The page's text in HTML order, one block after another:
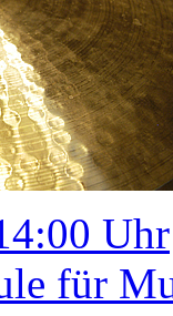
Uhr
für